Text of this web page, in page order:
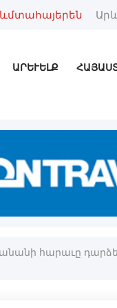
ԱՐԵՒԵԼՔ
հարաւը